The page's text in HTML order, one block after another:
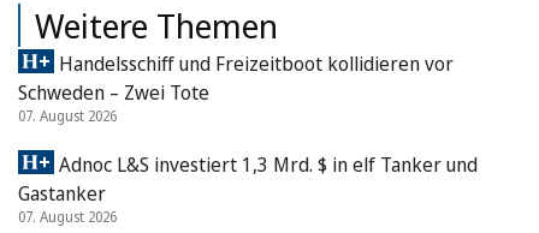
Weitere Themen
Handelsschiff und Freizeitboot kollidieren vor
Schweden – Zwei Tote
07. August 2026
Adnoc L&S investiert 1,3 Mrd. $ in elf Tanker und
Gastanker
07. August 2026